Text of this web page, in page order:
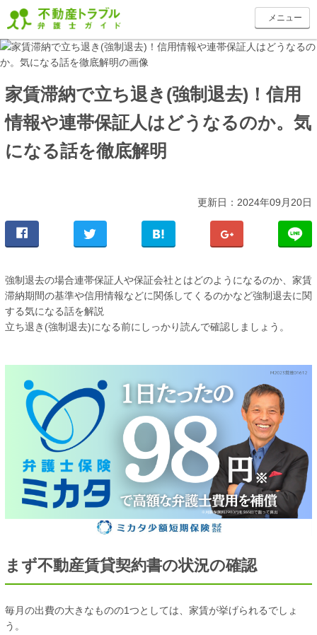
toggle
navigation
メニュー
家賃滞納で立ち退き(強制退去)！信用
情報や連帯保証人はどうなるのか。気
になる話を徹底解明
更新日：2024年09月20日
強制退去の場合連帯保証人や保証会社とはどのようになるのか、家賃
滞納期間の基準や信用情報などに関係してくるのかなど強制退去に関
する気になる話を解説
立ち退き(強制退去)になる前にしっかり読んで確認しましょう。
まず不動産賃貸契約書の状況の確認
毎月の出費の大きなものの1つとしては、家賃が挙げられるでしょ
う。